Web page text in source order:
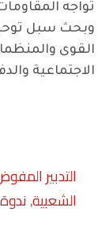
تواجه
وبحث سبل
القوى
الاجتماعية
التدبير
الشعبية,